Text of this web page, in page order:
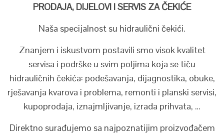
PRODAJA, DIJELOVI I SERVIS ZA ČEKIĆE
Naša specijalnost su hidraulični čekići.
Znanjem i iskustvom postavili smo visok kvalitet
servisa i podrške u svim poljima koja se tiču
hidrauličnih čekića: podešavanja, dijagnostika, obuke,
rješavanja kvarova i problema, remonti i planski servisi,
kupoprodaja, iznajmljivanje, izrada prihvata, …
Direktno surađujemo sa najpoznatijim proizvođačem